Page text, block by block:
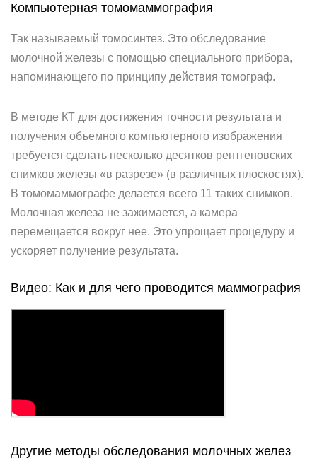
Компьютерная томомаммография
Так называемый томосинтез. Это обследование
молочной железы с помощью специального прибора,
напоминающего по принципу действия томограф.
В методе КТ для достижения точности результата и
получения объемного компьютерного изображения
требуется сделать несколько десятков рентгеновских
снимков железы «в разрезе» (в различных плоскостях).
В томомаммографе делается всего 11 таких снимков.
Молочная железа не зажимается, а камера
перемещается вокруг нее. Это упрощает процедуру и
ускоряет получение результата.
Видео: Как и для чего проводится маммография
Другие методы обследования молочных желез